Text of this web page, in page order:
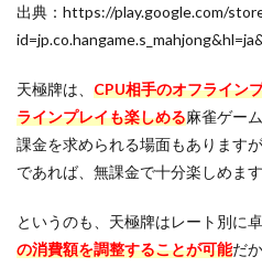
3.3
初心
もや
りや
すい
4
天極
悪い
評判
出典：https://play.google.com/
天極牌は、 CPU相手のオフライン
ラインプレイも楽しめる麻雀ゲーム
課金を求められる場面もあります
であれば、無課金で十分楽しめます
というのも、天極牌はレート別に
の消費額を調整することが可能だ